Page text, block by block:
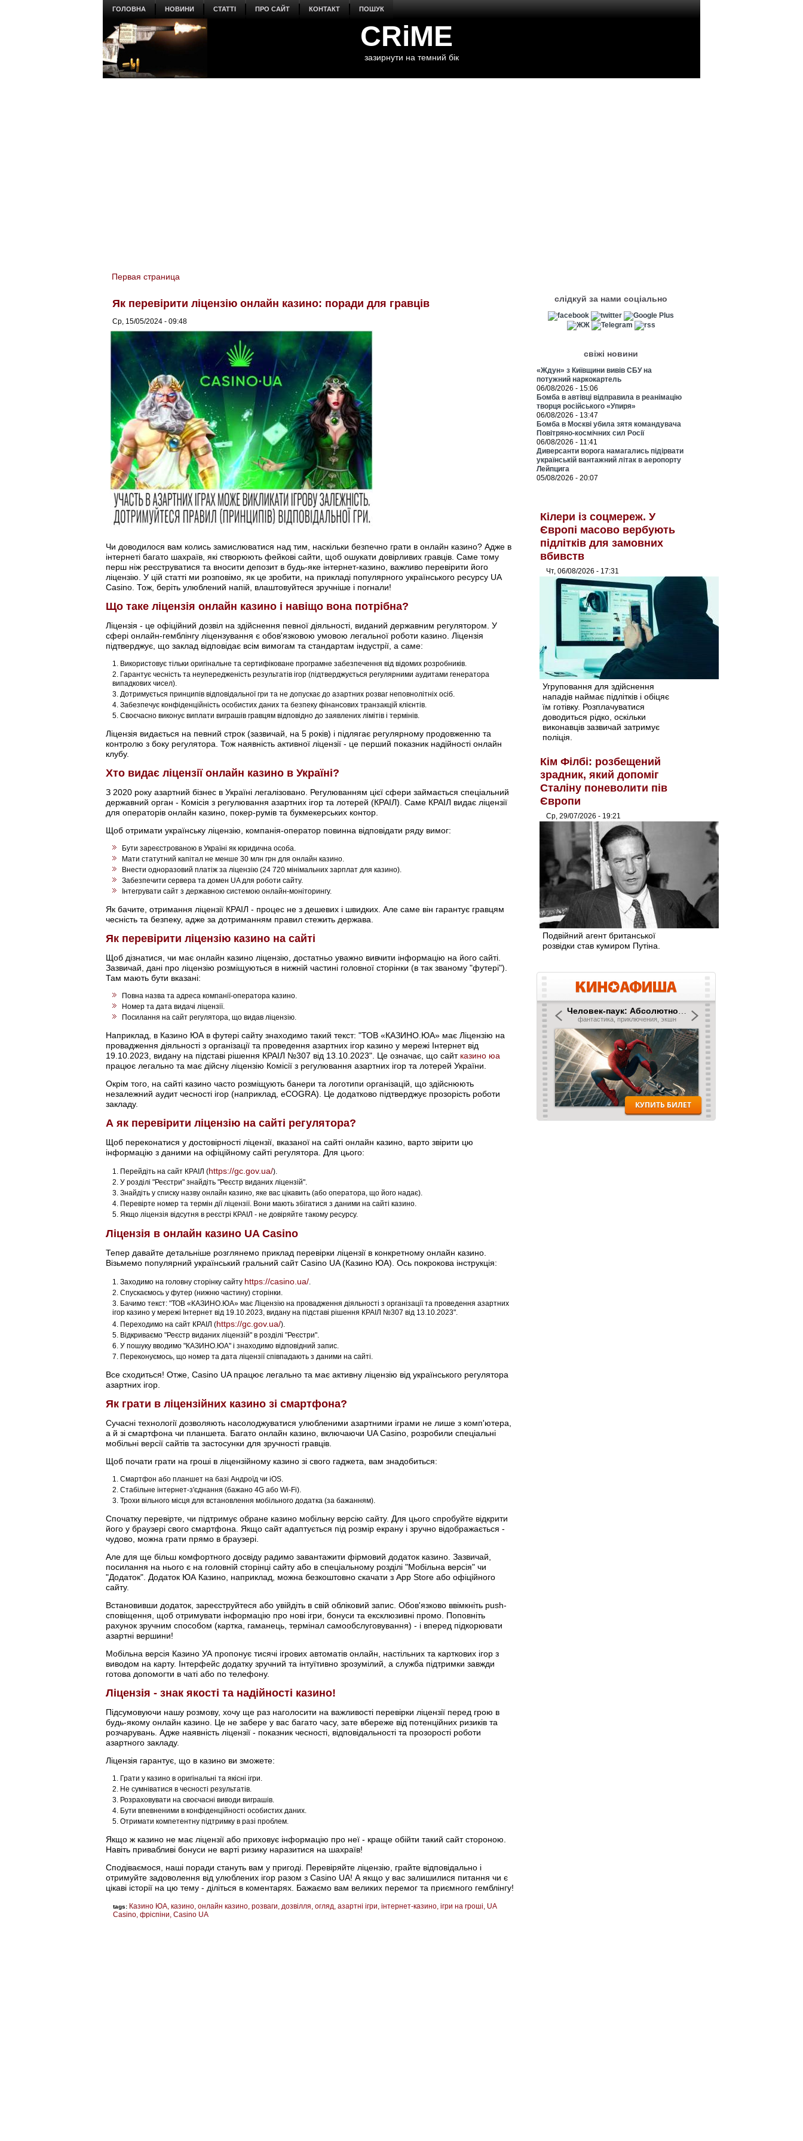
ГОЛОВНА НОВИНИ СТАТТІ ПРО САЙТ КОНТАКТ ПОШУК
CRiME
зазирнути на темний бік
You are here
Первая страница
Як перевірити ліцензію онлайн казино: поради для гравців
Ср, 15/05/2024 - 09:48
Чи доводилося вам колись замислюватися над тим, наскільки безпечно грати в онлайн казино? Адже в
інтернеті багато шахраїв, які створюють фейкові сайти, щоб ошукати довірливих гравців. Саме тому
перш ніж реєструватися та вносити депозит в будь-яке інтернет-казино, важливо перевірити його
ліцензію. У цій статті ми розповімо, як це зробити, на прикладі популярного українського ресурсу UA
Casino. Тож, беріть улюблений напій, влаштовуйтеся зручніше і погнали!
Що таке ліцензія онлайн казино і навіщо вона потрібна?
Ліцензія - це офіційний дозвіл на здійснення певної діяльності, виданий державним регулятором. У
сфері онлайн-гемблінгу ліцензування є обов'язковою умовою легальної роботи казино. Ліцензія
підтверджує, що заклад відповідає всім вимогам та стандартам індустрії, а саме:
Використовує тільки оригінальне та сертифіковане програмне забезпечення від відомих розробників.
Гарантує чесність та неупередженість результатів ігор (підтверджується регулярними аудитами генератора
випадкових чисел).
Дотримується принципів відповідальної гри та не допускає до азартних розваг неповнолітніх осіб.
Забезпечує конфіденційність особистих даних та безпеку фінансових транзакцій клієнтів.
Своєчасно виконує виплати виграшів гравцям відповідно до заявлених лімітів і термінів.
Ліцензія видається на певний строк (зазвичай, на 5 років) і підлягає регулярному продовженню та
контролю з боку регулятора. Тож наявність активної ліцензії - це перший показник надійності онлайн
клубу.
Хто видає ліцензії онлайн казино в Україні?
З 2020 року азартний бізнес в Україні легалізовано. Регулюванням цієї сфери займається спеціальний
державний орган - Комісія з регулювання азартних ігор та лотерей (КРАІЛ). Саме КРАІЛ видає ліцензії
для операторів онлайн казино, покер-румів та букмекерських контор.
Щоб отримати українську ліцензію, компанія-оператор повинна відповідати ряду вимог:
Бути зареєстрованою в Україні як юридична особа.
Мати статутний капітал не менше 30 млн грн для онлайн казино.
Внести одноразовий платіж за ліцензію (24 720 мінімальних зарплат для казино).
Забезпечити сервера та домен UA для роботи сайту.
Інтегрувати сайт з державною системою онлайн-моніторингу.
Як бачите, отримання ліцензії КРАІЛ - процес не з дешевих і швидких. Але саме він гарантує гравцям
чесність та безпеку, адже за дотриманням правил стежить держава.
Як перевірити ліцензію казино на сайті
Щоб дізнатися, чи має онлайн казино ліцензію, достатньо уважно вивчити інформацію на його сайті.
Зазвичай, дані про ліцензію розміщуються в нижній частині головної сторінки (в так званому "футері").
Там мають бути вказані:
Повна назва та адреса компанії-оператора казино.
Номер та дата видачі ліцензії.
Посилання на сайт регулятора, що видав ліцензію.
Наприклад, в Казино ЮА в футері сайту знаходимо такий текст: "ТОВ «КАЗИНО.ЮА» має Ліцензію на
провадження діяльності з організації та проведення азартних ігор казино у мережі Інтернет від
19.10.2023, видану на підставі рішення КРАІЛ №307 від 13.10.2023". Це означає, що сайт казино юа
працює легально та має дійсну ліцензію Комісії з регулювання азартних ігор та лотерей України.
Окрім того, на сайті казино часто розміщують банери та логотипи організацій, що здійснюють
незалежний аудит чесності ігор (наприклад, eCOGRA). Це додатково підтверджує прозорість роботи
закладу.
А як перевірити ліцензію на сайті регулятора?
Щоб переконатися у достовірності ліцензії, вказаної на сайті онлайн казино, варто звірити цю
інформацію з даними на офіційному сайті регулятора. Для цього:
Перейдіть на сайт КРАІЛ (https://gc.gov.ua/).
У розділі "Реєстри" знайдіть "Реєстр виданих ліцензій".
Знайдіть у списку назву онлайн казино, яке вас цікавить (або оператора, що його надає).
Перевірте номер та термін дії ліцензії. Вони мають збігатися з даними на сайті казино.
Якщо ліцензія відсутня в реєстрі КРАІЛ - не довіряйте такому ресурсу.
Ліцензія в онлайн казино UA Casino
Тепер давайте детальніше розглянемо приклад перевірки ліцензії в конкретному онлайн казино.
Візьмемо популярний український гральний сайт Casino UA (Казино ЮА). Ось покрокова інструкція:
Заходимо на головну сторінку сайту https://casino.ua/
Спускаємось у футер (нижню частину) сторінки.
Бачимо текст: "ТОВ «КАЗИНО.ЮА» має Ліцензію на провадження діяльності з організації та проведення азартних
ігор казино у мережі Інтернет від 19.10.2023, видану на підставі рішення КРАІЛ №307 від 13.10.2023".
Переходимо на сайт КРАІЛ (https://gc.gov.ua/).
Відкриваємо "Реєстр виданих ліцензій" в розділі "Реєстри".
У пошуку вводимо "КАЗИНО.ЮА" і знаходимо відповідний запис.
Переконуємось, що номер та дата ліцензії співпадають з даними на сайті.
Все сходиться! Отже, Casino UA працює легально та має активну ліцензію від українського регулятора
азартних ігор.
Як грати в ліцензійних казино зі смартфона?
Сучасні технології дозволяють насолоджуватися улюбленими азартними іграми не лише з комп'ютера,
а й зі смартфона чи планшета. Багато онлайн казино, включаючи UA Casino, розробили спеціальні
мобільні версії сайтів та застосунки для зручності гравців.
Щоб почати грати на гроші в ліцензійному казино зі свого гаджета, вам знадобиться:
Смартфон або планшет на базі Андроїд чи iOS.
Стабільне інтернет-з'єднання (бажано 4G або Wi-Fi).
Трохи вільного місця для встановлення мобільного додатка (за бажанням).
Спочатку перевірте, чи підтримує обране казино мобільну версію сайту. Для цього спробуйте відкрити
його у браузері свого смартфона. Якщо сайт адаптується під розмір екрану і зручно відображається -
чудово, можна грати прямо в браузері.
Але для ще більш комфортного досвіду радимо завантажити фірмовий додаток казино. Зазвичай,
посилання на нього є на головній сторінці сайту або в спеціальному розділі "Мобільна версія" чи
"Додаток". Додаток ЮА Казино, наприклад, можна безкоштовно скачати з App Store або офіційного
сайту.
Встановивши додаток, зареєструйтеся або увійдіть в свій обліковий запис. Обов'язково ввімкніть push-
сповіщення, щоб отримувати інформацію про нові ігри, бонуси та ексклюзивні промо. Поповніть
рахунок зручним способом (картка, гаманець, термінал самообслуговування) - і вперед підкорювати
азартні вершини!
Мобільна версія Казино УА пропонує тисячі ігрових автоматів онлайн, настільних та карткових ігор з
виводом на карту. Інтерфейс додатку зручний та інтуїтивно зрозумілий, а служба підтримки завжди
готова допомогти в чаті або по телефону.
Ліцензія - знак якості та надійності казино!
Підсумовуючи нашу розмову, хочу ще раз наголосити на важливості перевірки ліцензії перед грою в
будь-якому онлайн казино. Це не забере у вас багато часу, зате вбереже від потенційних ризиків та
розчарувань. Адже наявність ліцензії - показник чесності, відповідальності та прозорості роботи
азартного закладу.
Ліцензія гарантує, що в казино ви зможете:
Грати у казино в оригінальні та якісні ігри.
Не сумніватися в чесності результатів.
Розраховувати на своєчасні виводи виграшів.
Бути впевненими в конфіденційності особистих даних.
Отримати компетентну підтримку в разі проблем.
Якщо ж казино не має ліцензії або приховує інформацію про неї - краще обійти такий сайт стороною.
Навіть привабливі бонуси не варті ризику наразитися на шахраїв!
Сподіваємося, наші поради стануть вам у пригоді. Перевіряйте ліцензію, грайте відповідально і
отримуйте задоволення від улюблених ігор разом з Casino UA! А якщо у вас залишилися питання чи є
цікаві історії на цю тему - діліться в коментарях. Бажаємо вам великих перемог та приємного гемблінгу!
tags: Казино ЮА казино онлайн казино розваги дозвілля огляд азартні ігри інтернет-казино ігри на гроші UA
Casino фріспіни Casino UA
слідкуй за нами соціально
свіжі новини
«Ждун» з Київщини вивів СБУ на
потужний наркокартель
06/08/2026 - 15:06
Бомба в автівці відправила в реанімацію
творця російського «Упиря»
06/08/2026 - 13:47
Бомба в Москві убила зятя командувача
Повітряно-космічних сил Росії
06/08/2026 - 11:41
Диверсанти ворога намагались підірвати
українській вантажний літак в аеропорту
Лейпцига
05/08/2026 - 20:07
Кілери із соцмереж. У
Європі масово вербують
підлітків для замовних
вбивств
Чт, 06/08/2026 - 17:31
Угруповання для здійснення
нападів наймає підлітків і обіцяє
їм готівку. Розплачуватися
доводиться рідко, оскільки
виконавців зазвичай затримує
поліція.
Кім Філбі: розбещений
зрадник, який допоміг
Сталіну поневолити пів
Європи
Ср, 29/07/2026 - 19:21
Подвійний агент британської
розвідки став кумиром Путіна.